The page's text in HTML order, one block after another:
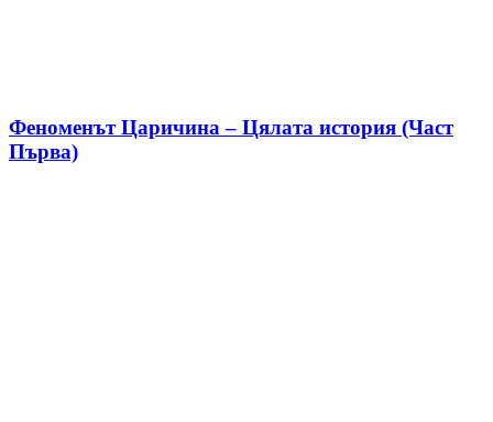
Феноменът Царичина – Цялата история (Част
Първа)